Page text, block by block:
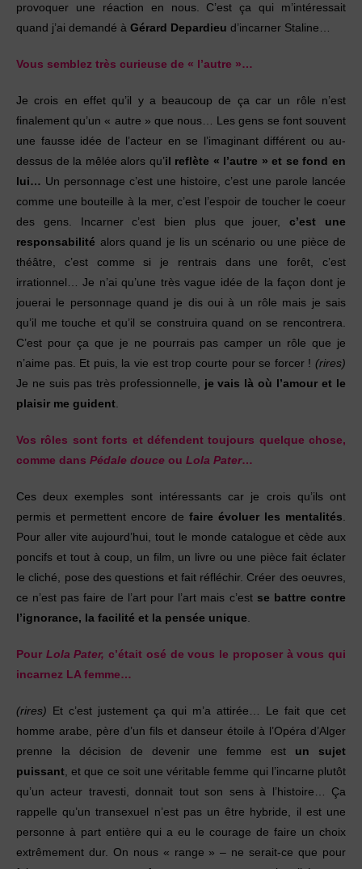
provoquer une réaction en nous. C’est ça qui m’intéressait
quand j’ai demandé à Gérard Depardieu d’incarner Staline…
Vous semblez très curieuse de « l’autre »…
Je crois en effet qu’il y a beaucoup de ça car un rôle n’est
finalement qu’un « autre » que nous… Les gens se font souvent
une fausse idée de l’acteur en se l’imaginant différent ou au-
dessus de la mêlée alors qu’il reflète « l’autre » et se fond en
lui… Un personnage c’est une histoire, c’est une parole lancée
comme une bouteille à la mer, c’est l’espoir de toucher le coeur
des gens. Incarner c’est bien plus que jouer,c’est une
responsabilité alors quand je lis un scénario ou une pièce de
théâtre, c’est comme si je rentrais dans une forêt, c’est
irrationnel… Je n’ai qu’une très vague idée de la façon dont je
jouerai le personnage quand je dis oui à un rôle mais je sais
qu’il me touche et qu’il se construira quand on se rencontrera.
C’est pour ça que je ne pourrais pas camper un rôle que je
n’aime pas. Et puis, la vie est trop courte pour se forcer ! (rires)
Je ne suis pas très professionnelle, je vais là où l’amour et le
plaisir me guident
Vos rôles sont forts et défendent toujours quelque chose,
comme dans Pédale douce ou Lola Pater…
Ces deux exemples sont intéressants car je crois qu’ils ont
permis et permettent encore de faire évoluer les mentalités
Pour aller vite aujourd’hui, tout le monde catalogue et cède aux
poncifs et tout à coup, un film, un livre ou une pièce fait éclater
le cliché, pose des questions et fait réfléchir. Créer des oeuvres,
ce n’est pas faire de l’art pour l’art mais c’est se battre contre
l’ignorance, la facilité et la pensée unique
Pour Lola Pater, c’était osé de vous le proposer à vous qui
incarnez LA femme…
(rires) Et c’est justement ça qui m’a attirée… Le fait que cet
homme arabe, père d’un fils et danseur étoile à l’Opéra d’Alger
prenne la décision de devenir une femme est un sujet
puissant , et que ce soit une véritable femme qui l’incarne plutôt
qu’un acteur travesti, donnait tout son sens à l’histoire… Ça
rappelle qu’un transexuel n’est pas un être hybride, il est une
personne à part entière qui a eu le courage de faire un choix
extrêmement dur. On nous « range » – ne serait-ce que pour